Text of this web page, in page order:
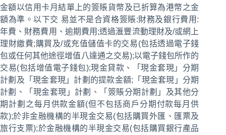
金額以信用卡月結單上的簽賬貨幣及已折算為港幣之金
額為準。以下交 易並不是合資格簽賬:財務及銀行費用:
年費、財務費用、逾期費用;透過滙豐流動理財及/或網上
理財繳費;購買及/或充值儲值卡的交易(包括透過電子錢
包或任何其他途徑增值八達通之交易);以電子錢包所作的
交易(包括增值電子錢包);現金貸款、「現金套現」分期
計劃及「現金套現」計劃的提款金額;「現金套現」分期
計劃、「現金套現」計劃、「簽賬分期計劃」及其他分
期計劃之每月供款金額(但不包括商戶分期付款每月供
款);於非金融機構的半現金交易(包括購買外匯、匯票及
旅行支票);於金融機構的半現金交易(包括購買銀行產品